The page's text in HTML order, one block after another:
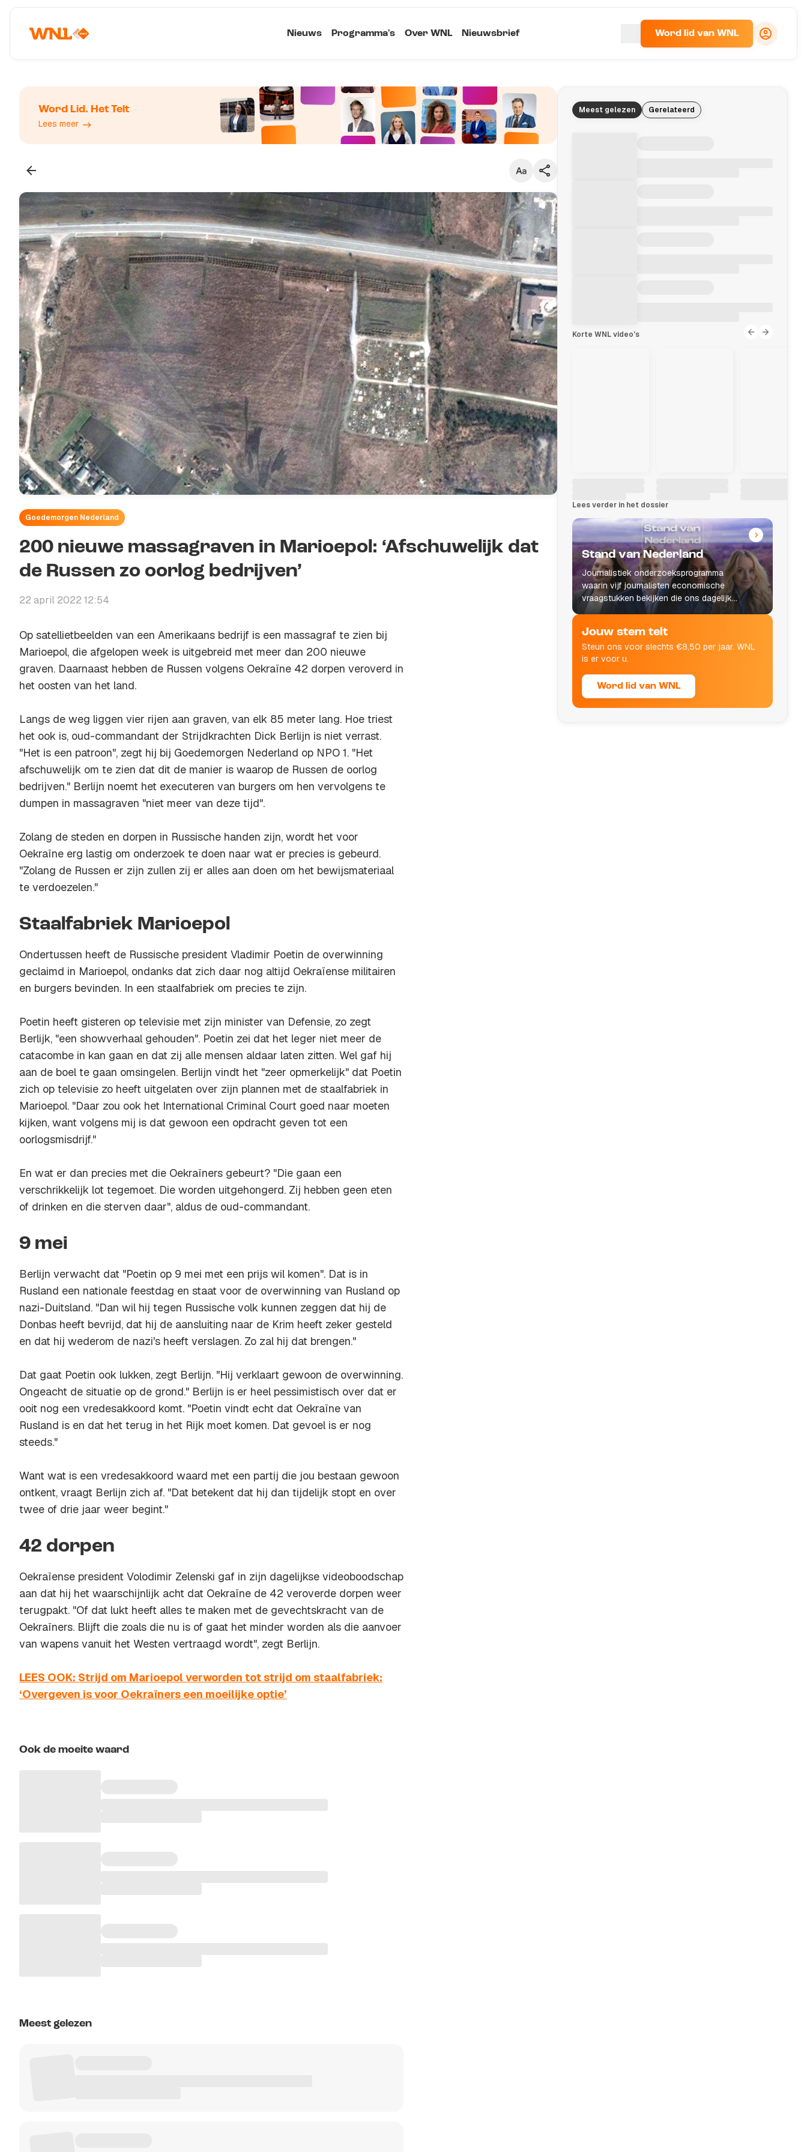
Nieuws Programma's Over WNL Nieuwsbrief Word lid van WNL
Word Lid. Het Telt
Lees meer
Klein
Standaard
Groot
Kopieer link
Goedemorgen Nederland
200 nieuwe massagraven in Marioepol: ‘Afschuwelijk dat
de Russen zo oorlog bedrijven’
22 april 2022 12:54
Op satellietbeelden van een Amerikaans bedrijf is een massagraf te zien bij
Marioepol, die afgelopen week is uitgebreid met meer dan 200 nieuwe
graven. Daarnaast hebben de Russen volgens Oekraïne 42 dorpen veroverd in
het oosten van het land.
Langs de weg liggen vier rijen aan graven, van elk 85 meter lang. Hoe triest
het ook is, oud-commandant der Strijdkrachten Dick Berlijn is niet verrast.
"Het is een patroon", zegt hij bij Goedemorgen Nederland op NPO 1. "Het
afschuwelijk om te zien dat dit de manier is waarop de Russen de oorlog
bedrijven." Berlijn noemt het executeren van burgers om hen vervolgens te
dumpen in massagraven "niet meer van deze tijd".
Zolang de steden en dorpen in Russische handen zijn, wordt het voor
Oekraïne erg lastig om onderzoek te doen naar wat er precies is gebeurd.
"Zolang de Russen er zijn zullen zij er alles aan doen om het bewijsmateriaal
te verdoezelen."
Staalfabriek Marioepol
Ondertussen heeft de Russische president Vladimir Poetin de overwinning
geclaimd in Marioepol, ondanks dat zich daar nog altijd Oekraïense militairen
en burgers bevinden. In een staalfabriek om precies te zijn.
Poetin heeft gisteren op televisie met zijn minister van Defensie, zo zegt
Berlijk, "een showverhaal gehouden". Poetin zei dat het leger niet meer de
catacombe in kan gaan en dat zij alle mensen aldaar laten zitten. Wel gaf hij
aan de boel te gaan omsingelen. Berlijn vindt het "zeer opmerkelijk" dat Poetin
zich op televisie zo heeft uitgelaten over zijn plannen met de staalfabriek in
Marioepol. "Daar zou ook het International Criminal Court goed naar moeten
kijken, want volgens mij is dat gewoon een opdracht geven tot een
oorlogsmisdrijf."
En wat er dan precies met die Oekraïners gebeurt? "Die gaan een
verschrikkelijk lot tegemoet. Die worden uitgehongerd. Zij hebben geen eten
of drinken en die sterven daar", aldus de oud-commandant.
9 mei
Berlijn verwacht dat "Poetin op 9 mei met een prijs wil komen". Dat is in
Rusland een nationale feestdag en staat voor de overwinning van Rusland op
nazi-Duitsland. "Dan wil hij tegen Russische volk kunnen zeggen dat hij de
Donbas heeft bevrijd, dat hij de aansluiting naar de Krim heeft zeker gesteld
en dat hij wederom de nazi's heeft verslagen. Zo zal hij dat brengen."
Dat gaat Poetin ook lukken, zegt Berlijn. "Hij verklaart gewoon de overwinning.
Ongeacht de situatie op de grond." Berlijn is er heel pessimistisch over dat er
ooit nog een vredesakkoord komt. "Poetin vindt echt dat Oekraïne van
Rusland is en dat het terug in het Rijk moet komen. Dat gevoel is er nog
steeds."
Want wat is een vredesakkoord waard met een partij die jou bestaan gewoon
ontkent, vraagt Berlijn zich af. "Dat betekent dat hij dan tijdelijk stopt en over
twee of drie jaar weer begint."
42 dorpen
Oekraïense president Volodimir Zelenski gaf in zijn dagelijkse videoboodschap
aan dat hij het waarschijnlijk acht dat Oekraïne de 42 veroverde dorpen weer
terugpakt. "Of dat lukt heeft alles te maken met de gevechtskracht van de
Oekraïners. Blijft die zoals die nu is of gaat het minder worden als die aanvoer
van wapens vanuit het Westen vertraagd wordt", zegt Berlijn.
LEES OOK: Strijd om Marioepol verworden tot strijd om staalfabriek:
‘Overgeven is voor Oekraïners een moeilijke optie’
Ook de moeite waard
Meest gelezen
Meest gelezen Gerelateerd
Korte WNL video's
Lees verder in het dossier
Stand van Nederland
Journalistiek onderzoeksprogramma
waarin vijf journalisten economische
vraagstukken bekijken die ons dagelijks
leven raken.
Jouw stem telt
Steun ons voor slechts €8,50 per jaar. WNL
is er voor u.
Word lid van WNL